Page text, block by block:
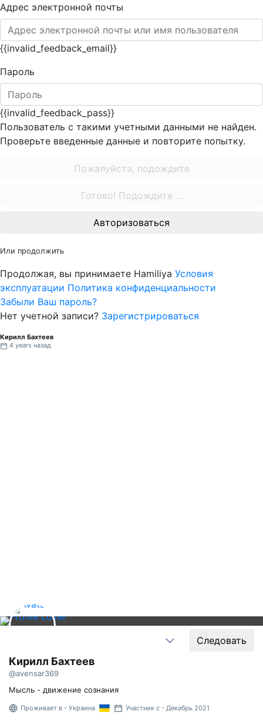
Адрес электронной почты
{{invalid_feedback_email}}
Пароль
{{invalid_feedback_pass}}
Пользователь с такими учетными данными не найден.
Проверьте введенные данные и повторите попытку.
Пожалуйста, подождите
Готово! Подождите ...
Авторизоваться
Или продолжить
Продолжая, вы принимаете Hamiliya Условия
эксплуатации Политика конфиденциальности
Забыли Ваш пароль?
Нет учетной записи? Зарегистрироваться
Кирилл Бахтеев
4 years назад
Следовать
Кирилл Бахтеев
@avensar369
Мысль - движение сознания
Проживает в - Украина Участник с - Декабрь 2021